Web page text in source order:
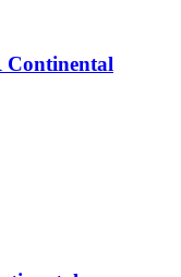
Continental